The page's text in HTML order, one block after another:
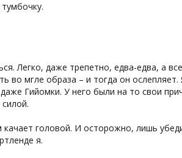
Легко, даже трепетно, едва-едва, а
во мгле образа – и тогда он
Гийомки. У него были на то свои
головой. И осторожно, лишь
я.